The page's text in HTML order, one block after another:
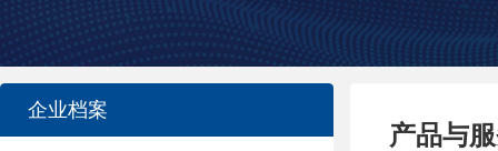
企业档案
产品与